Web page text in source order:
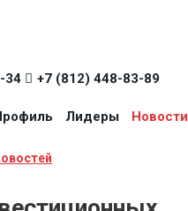
34 +7 (812) 448-83-89
Лидеры Новости